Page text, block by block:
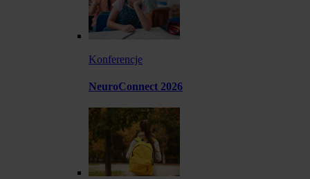
Konferencje
NeuroConnect 2026